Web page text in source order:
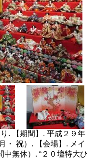
. 【期間】. 平成２９年
・ 祝）. 【会場】. メイ
中無休）. “２０壇特大ひ